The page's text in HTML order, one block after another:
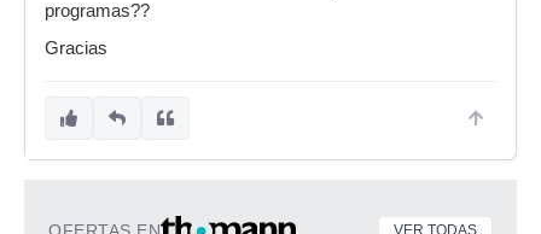
programas??
Gracias
VER TODAS